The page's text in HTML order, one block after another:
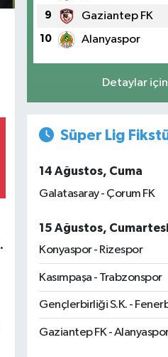
9 Gaziantep FK
10 Alanyaspor
Detaylar için
Süper Lig
14 Ağustos, Cuma
Galatasaray - Çorum FK
15 Ağustos, Cumartesi
Konyaspor - Rizespor
Kasımpaşa - Trabzonspor
Gençlerbirliği S.K. -
Gaziantep FK -